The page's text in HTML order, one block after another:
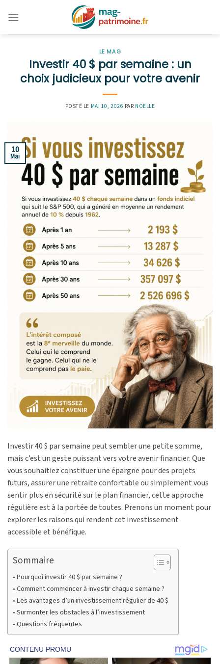
LE MAG
Investir 40 $ par semaine : un
choix judicieux pour votre avenir
POSTÉ LE MAI 10, 2026 PAR NOËLLE
10
Mai
Investir 40 $ par semaine peut sembler une petite somme,
mais c’est un geste puissant vers votre avenir financier. Que
vous souhaitiez constituer une épargne pour des projets
futurs, assurer une retraite confortable ou simplement vous
sentir plus en sécurité sur le plan financier, cette approche
régulière est à la portée de toutes. Prenons un moment pour
explorer les raisons qui rendent cet investissement
accessible et bénéfique.
Sommaire
Pourquoi investir 40 $ par semaine ?
Comment commencer à investir chaque semaine ?
Les avantages d’un investissement régulier de 40 $
Surmonter les obstacles à l’investissement
Questions fréquentes